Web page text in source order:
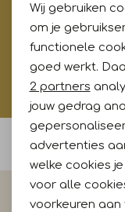
Truien en vesten
Hoe wij met jouw
privacyverklaring.
Voor
Analytische
Marketing
Wij gebruiken
om je
functionele
goed werkt.
2 partners
jouw gedrag
advertenties
welke cookies
voor alle
voorkeuren aan